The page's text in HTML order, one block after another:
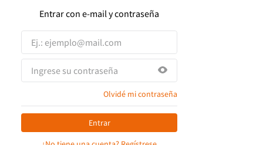
Entrar con e-mail y contraseña
Olvidé mi contraseña
Entrar